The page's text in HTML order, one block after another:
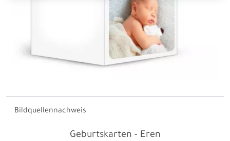
Bildquellennachweis
Geburtskarten - Eren